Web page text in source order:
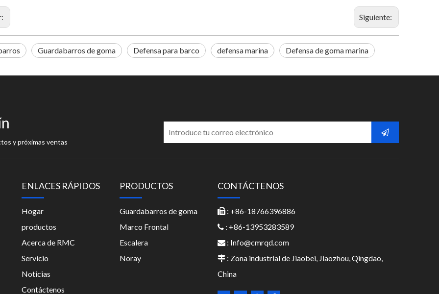
Siguiente:
Guardabarros de goma Defensa para barco defensa marina Defensa de goma marina
y próximas ventas
ENLACES RÁPIDOS
Hogar
productos
Acerca de RMC
Servicio
Noticias
Contáctenos
PRODUCTOS
Guardabarros de goma
Marco Frontal
Escalera
Noray
CONTÁCTENOS
 : +86-18766396886
 : +86-13953283589
 : Info@cmrqd.com
 : Zona industrial de Jiaobei, Jiaozhou, Qingdao,
China